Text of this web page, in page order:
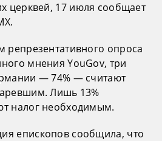
церквей, 17 июля сообщает
репрезентативного опроса
мнения YouGov, три
— 74% — считают
Лишь 13%
налог необходимым.
епископов сообщила, что